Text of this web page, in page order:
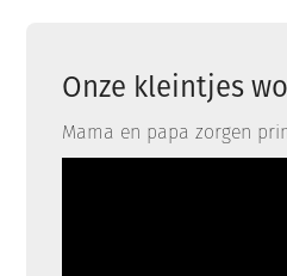
Onze kleintjes
Mama en papa zorgen